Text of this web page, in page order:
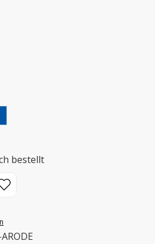
bestellt
Wert ein oder benutze